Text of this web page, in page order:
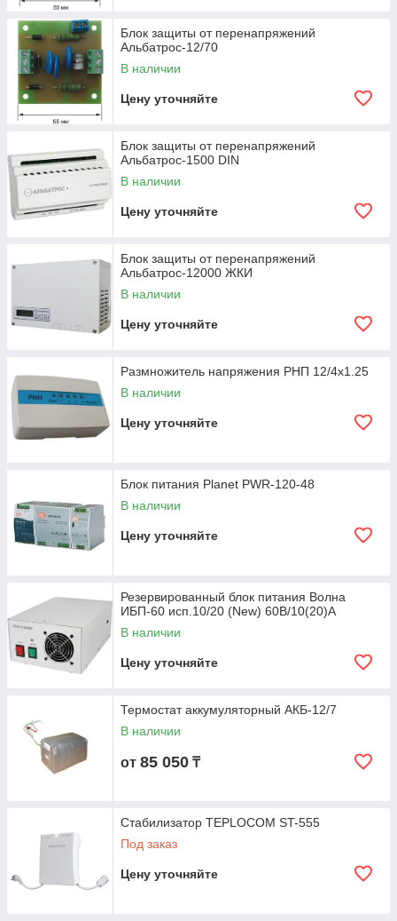
Блок защиты от перенапряжений
Альбатрос-12/70
В наличии
Цену уточняйте
Блок защиты от перенапряжений
Альбатрос-1500 DIN
В наличии
Цену уточняйте
Блок защиты от перенапряжений
Альбатрос-12000 ЖКИ
В наличии
Цену уточняйте
Размножитель напряжения РНП 12/4х1.25
В наличии
Цену уточняйте
Блок питания Planet PWR-120-48
В наличии
Цену уточняйте
Резервированный блок питания Волна
ИБП-60 исп.10/20 (New) 60В/10(20)А
В наличии
Цену уточняйте
Термостат аккумуляторный АКБ-12/7
В наличии
от 85 050 ₸
Стабилизатор TEPLOCOM ST-555
Под заказ
Цену уточняйте